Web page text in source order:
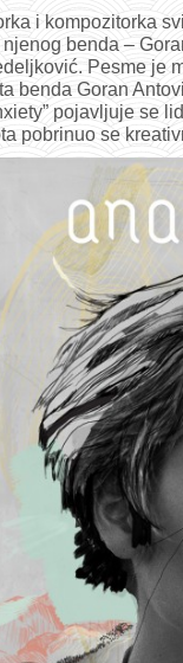
i kompozitorka
benda –
Pesme je
benda Goran
pojavljuje se
pobrinuo se